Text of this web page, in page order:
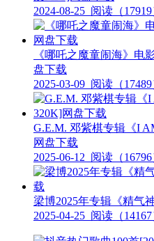
2024-08-25 阅读（17919
《哪吒之魔童闹海》电
盘下载
2025-03-09 阅读（17489
G.E.M. 邓紫棋专辑《I
网盘下载
2025-06-12 阅读（16796
梁博2025年专辑《精气
2025-04-25 阅读（14167